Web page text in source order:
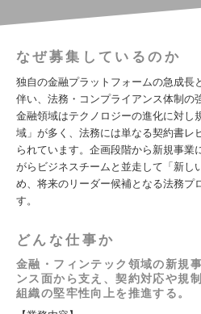
なぜ募集しているのか
独自の金融プラットフォームの急成長
伴い、法務・コンプライアンス体制の
金融領域はテクノロジーの進化に対し
域」が多く、法務には単なる契約書レ
られています。企画段階から新規事業
がらビジネスチームと並走して「新し
め、将来のリーダー候補となる法務プ
す。
どんな仕事か
金融・フィンテック領域の新規
ンス面から支え、契約対応や規
組織の堅牢性向上を推進する。